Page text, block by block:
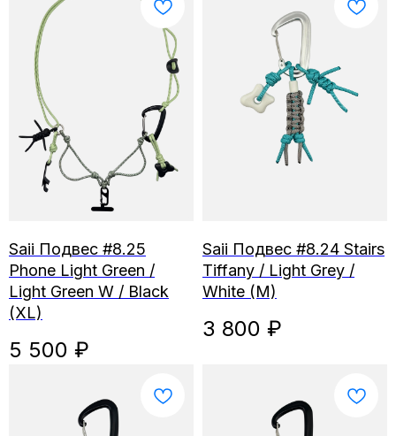
Saii Подвес #8.25
Phone Light Green /
Light Green W / Black
(XL)
5 500 ₽
Saii Подвес #8.24 Stairs
Tiffany / Light Grey /
White (M)
3 800 ₽